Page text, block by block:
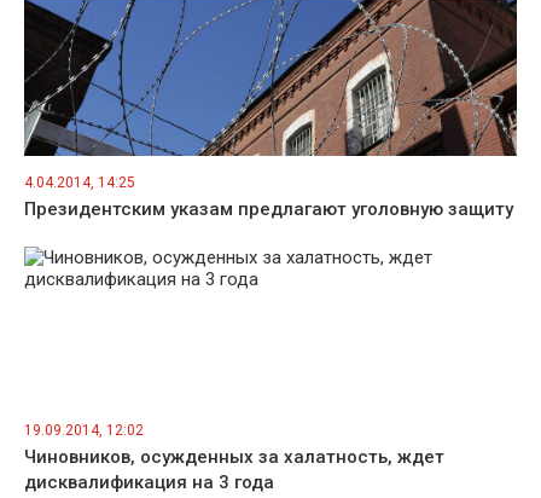
4.04.2014, 14:25
Президентским указам предлагают уголовную защиту
19.09.2014, 12:02
Чиновников, осужденных за халатность, ждет
дисквалификация на 3 года